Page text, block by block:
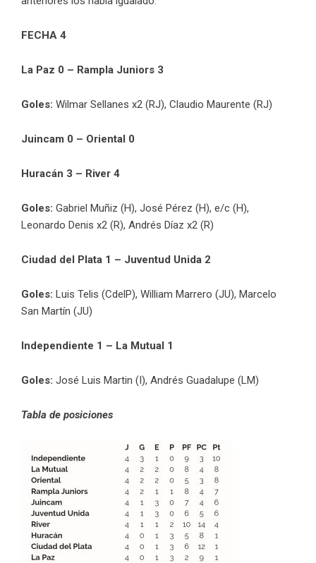
FECHA 4
La Paz 0 – Rampla Juniors 3
Goles: Wilmar Sellanes x2 (RJ), Claudio Maurente (RJ)
Juincam 0 – Oriental 0
Huracán 3 – River 4
Goles: Gabriel Muñiz (H), José Pérez (H), e/c (H),
Leonardo Denis x2 (R), Andrés Díaz x2 (R)
Ciudad del Plata 1 – Juventud Unida 2
Goles: Luis Telis (CdelP), William Marrero (JU), Marcelo
San Martín (JU)
Independiente 1 – La Mutual 1
Goles: José Luis Martin (I), Andrés Guadalupe (LM)
Tabla de posiciones